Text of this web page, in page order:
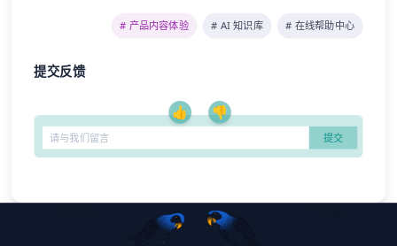
# 产品内容体验 # AI 知识库 # 在线帮助中心
提交反馈
👍 👎